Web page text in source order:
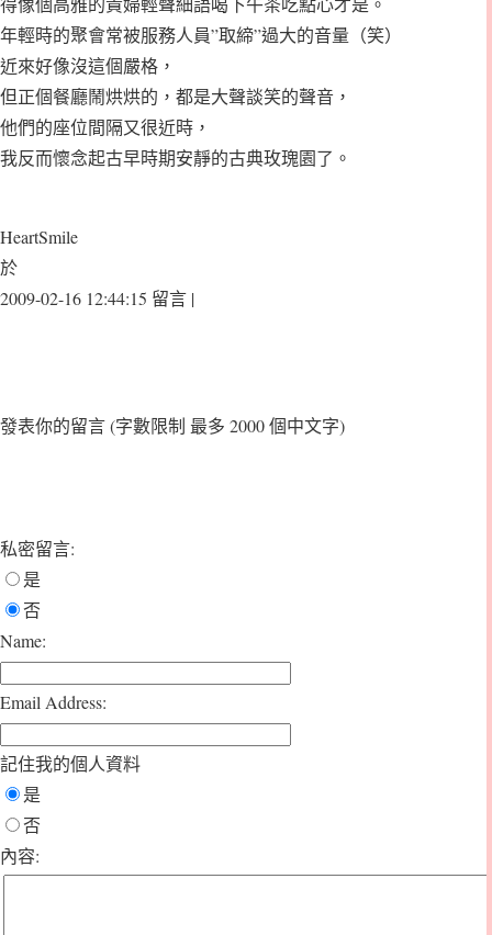
年輕時的聚會常被服務人員”取締”過大的音量（笑）
近來好像沒這個嚴格，
但正個餐廳鬧烘烘的，都是大聲談笑的聲音，
他們的座位間隔又很近時，
我反而懷念起古早時期安靜的古典玫瑰園了。
HeartSmile
於
2009-02-16 12:44:15 留言 |
發表你的留言(字數限制 最多 2000 個中文字)
私密留言:
是
否
Name:
Email Address:
記住我的個人資料
是
否
內容: